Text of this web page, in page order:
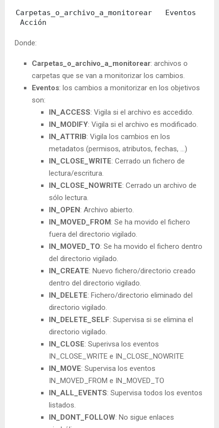
Carpetas_o_archivo_a_monitorear Eventos
Acción
Donde:
Carpetas_o_archivo_a_monitorear: archivos o
carpetas que se van a monitorizar los cambios.
Eventos: los cambios a monitorizar en los objetivos
son:
IN_ACCESS: Vigila si el archivo es accedido.
IN_MODIFY: Vigila si el archivo es modificado.
IN_ATTRIB: Vigila los cambios en los
metadatos (permisos, atributos, fechas, …)
IN_CLOSE_WRITE: Cerrado un fichero de
lectura/escritura.
IN_CLOSE_NOWRITE: Cerrado un archivo de
sólo lectura.
IN_OPEN: Archivo abierto.
IN_MOVED_FROM: Se ha movido el fichero
fuera del directorio vigilado.
IN_MOVED_TO: Se ha movido el fichero dentro
del directorio vigilado.
IN_CREATE: Nuevo fichero/directorio creado
dentro del directorio vigilado.
IN_DELETE: Fichero/directorio eliminado del
directorio vigilado.
IN_DELETE_SELF: Supervisa si se elimina el
directorio vigilado.
IN_CLOSE: Superivsa los eventos
IN_CLOSE_WRITE e IN_CLOSE_NOWRITE
IN_MOVE: Supervisa los eventos
IN_MOVED_FROM e IN_MOVED_TO
IN_ALL_EVENTS: Supervisa todos los eventos
listados.
IN_DONT_FOLLOW: No sigue enlaces